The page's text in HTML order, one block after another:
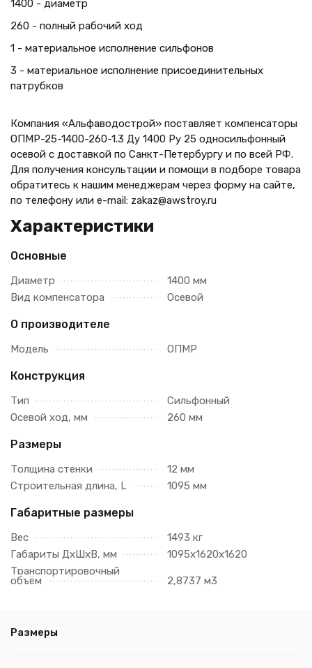
1400 - диаметр
260 - полный рабочий ход
1 - материальное исполнение сильфонов
3 - материальное исполнение присоединительных
патрубков
Компания «Альфаводострой» поставляет компенсаторы
ОПМР-25-1400-260-1.3 Ду 1400 Ру 25 односильфонный
осевой с доставкой по Санкт-Петербургу и по всей РФ.
Для получения консультации и помощи в подборе товара
обратитесь к нашим менеджерам через форму на сайте,
по телефону или e-mail: zakaz@awstroy.ru
Характеристики
Основные
Диаметр
1400 мм
Вид компенсатора
Осевой
О производителе
Модель ОПМР
Конструкция
Тип
Сильфонный
Осевой ход, мм
260 мм
Размеры
Толщина стенки
12 мм
Строительная длина, L
1095 мм
Габаритные размеры
Вес
1493 кг
Габариты ДхШхВ, мм
1095х1620х1620
Транспортировочный
объём 2,8737 м3
Размеры